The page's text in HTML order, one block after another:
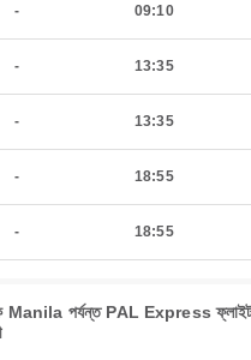
- 09:10
- 13:35
- 13:35
- 18:55
- 18:55
পর্যন্ত PAL Express ফ্লাইট